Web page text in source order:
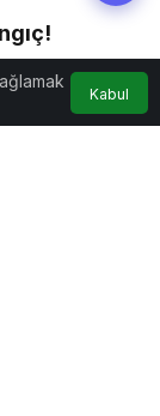
Kabul